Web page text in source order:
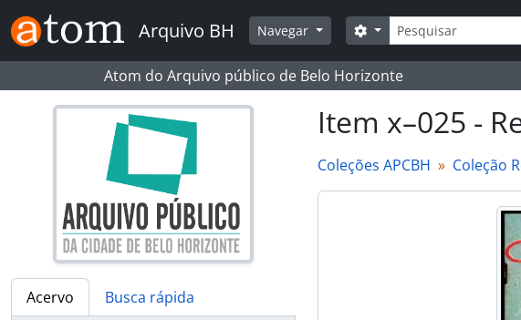
Skip to main content
Arquivo BH Navegar Buscar
Opções de busca
Atom do Arquivo público de Belo Horizonte
Acervo
Busca rápida
Item x–025 -
Coleções APCBH Coleção